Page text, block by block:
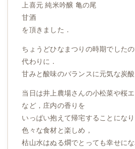
上喜元 純米吟醸 亀の尾
甘酒
を頂きました．
ちょうどひなまつりの時期でした
代わりに．
甘みと酸味のバランスに元気な炭
当日は井上農場さんの小松菜や桜
など，庄内の香りを
いっぱい抱えて帰宅することにな
色々な食材と楽しめ，
枯山水はぬる燗でとっても幸せにな